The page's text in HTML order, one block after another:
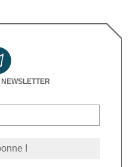
NEWSLETTER